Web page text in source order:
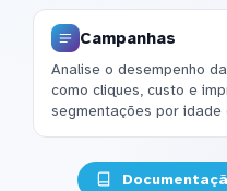
Campanhas
Analise o desempenho
como cliques, custo e
segmentações por idade